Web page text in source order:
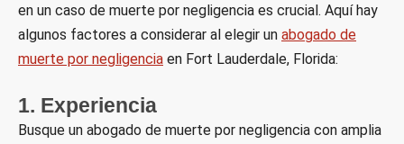
en un caso de muerte por negligencia es crucial. Aquí hay
algunos factores a considerar al elegir un abogado de
muerte por negligencia en Fort Lauderdale, Florida:
1. Experiencia
Busque un abogado de muerte por negligencia con amplia